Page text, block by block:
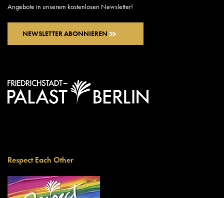
Angebote in unserem kostenlosen Newsletter!
NEWSLETTER ABONNIEREN
Respect Each Other